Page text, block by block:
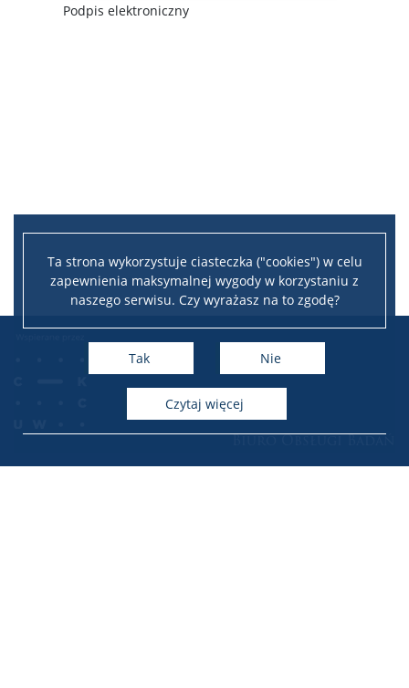
Ta strona wykorzystuje ciasteczka ("cookies") w celu
zapewnienia maksymalnej wygody w korzystaniu z
naszego serwisu. Czy wyrażasz na to zgodę?
Tak Nie
czytaj więcej
Podpis elektroniczny
Biuro Obsługi Badań